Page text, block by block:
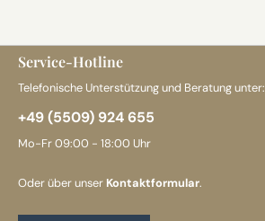
Service-Hotline
Telefonische Unterstützung und Beratung unter:
+49 (5509) 924 655
Mo-Fr 09:00 - 18:00 Uhr
Oder über unser Kontaktformular.